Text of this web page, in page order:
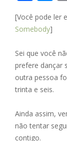
ac
e
o
o
k
e
ss
n
g
er
[Você pode ler
Somebody]
Sei que você
prefere dançar
outra pessoa
trinta e seis.
Ainda assim,
não tentar
contigo.